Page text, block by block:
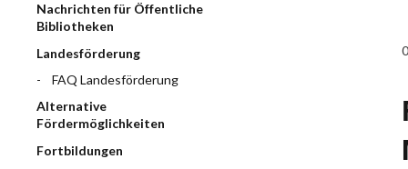
Nachrichten für Öffentliche
Bibliotheken
Landesförderung
FAQ Landesförderung
Alternative
Fördermöglichkeiten
Fortbildungen